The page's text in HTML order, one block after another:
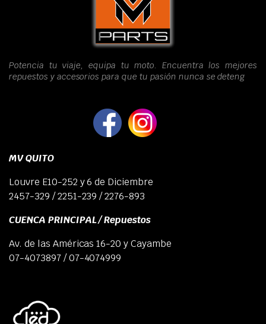
Potencia tu viaje, equipa tu moto. Encuentra los mejores
repuestos y accesorios para que tu pasión nunca se deteng
MV QUITO
Louvre E10-252 y 6 de Diciembre
2457-329 / 2251-239 / 2276-893
CUENCA PRINCIPAL / Repuestos
Av. de las Américas 16-20 y Cayambe
07-4073897 / 07-4074999